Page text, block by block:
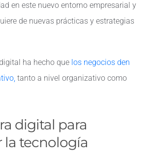
en este nuevo entorno empresarial y
de nuevas prácticas y estrategias
ha hecho que los negocios den
tanto a nivel organizativo como
digital para
la tecnología